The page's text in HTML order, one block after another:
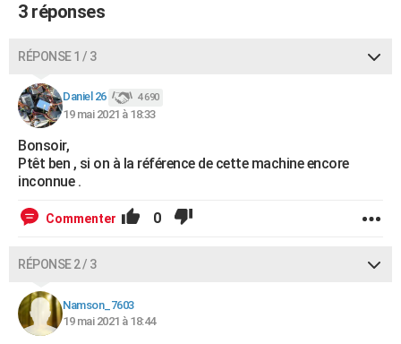
BONS PLANS
CARTE DE VOEUX
Carte de Noël
Carte Bonne année
Carte Saint-Valentin
Carte Pâques
Carte d'anniversaire
DICTIONNAIRE
Dictionnaire
Biographies
Citations
Expressions
Proverbes
COPAINS D'AVANT
AVIS DE DÉCÈS
3 réponses
RÉPONSE 1 / 3
Daniel 26 4 690
19 mai 2021 à 18:33
Bonsoir,
Ptêt ben , si on à la référence de cette machine encore
inconnue .
Commenter 0
RÉPONSE 2 / 3
Namson_7603
19 mai 2021 à 18:44